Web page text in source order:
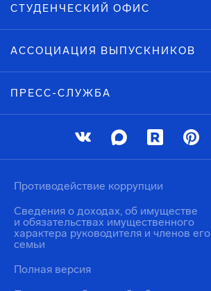
СТУДЕНЧЕСКИЙ ОФИС
АССОЦИАЦИЯ ВЫПУСКНИКОВ
ПРЕСС-СЛУЖБА
Противодействие коррупции
Сведения о доходах, об имуществе
и обязательствах имущественного
характера руководителя и членов его
семьи
Полная версия